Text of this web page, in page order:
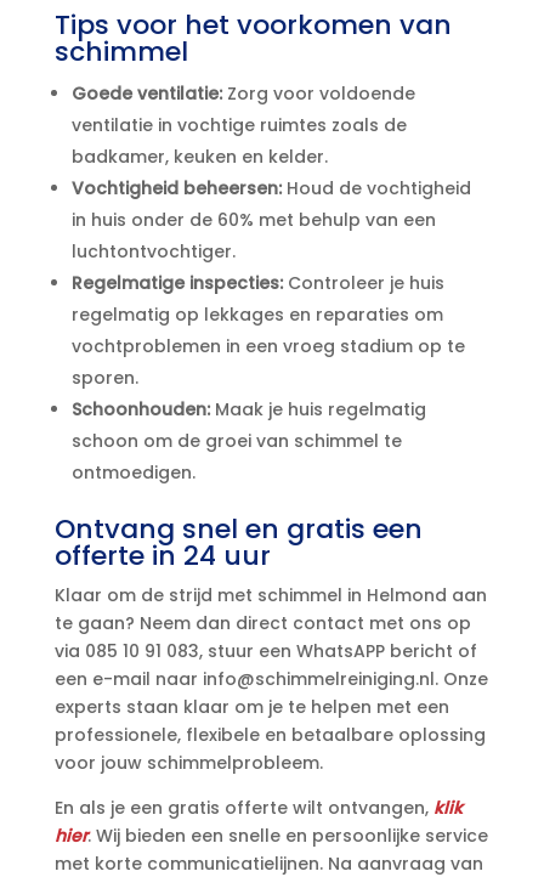
Tips voor het voorkomen van
schimmel
Goede ventilatie:Zorg voor voldoende
ventilatie in vochtige ruimtes zoals de
badkamer, keuken en kelder.​
Vochtigheid beheersen:Houd de vochtigheid
in huis onder de 60% met behulp van een
luchtontvochtiger.​
Regelmatige inspecties:Controleer je huis
regelmatig op lekkages en reparaties om
vochtproblemen in een vroeg stadium op te
sporen.​
Schoonhouden:Maak je huis regelmatig
schoon om de groei van schimmel te
ontmoedigen.​
Ontvang snel en gratis een
offerte in 24 uur
Klaar om de strijd met schimmel in Helmond aan
te gaan? Neem dan direct contact met ons op
via 085 10 91 083, stuur een WhatsAPP bericht of
een e-mail naar info@schimmelreiniging.​nl.​ Onze
experts staan klaar om je te helpen met een
professionele, flexibele en betaalbare oplossing
voor jouw schimmelprobleem.​
En als je een gratis offerte wilt ontvangen, klik
hier.​ Wij bieden een snelle en persoonlijke service
met korte communicatielijnen.​ Na aanvraag van